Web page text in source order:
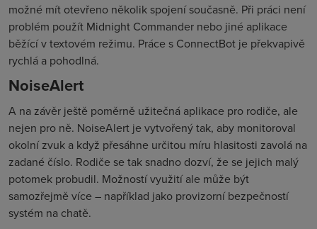
možné mít otevřeno několik spojení současně. Při práci není
problém použít Midnight Commander nebo jiné aplikace
běžící v textovém režimu. Práce s ConnectBot je překvapivě
rychlá a pohodlná.
NoiseAlert
A na závěr ještě poměrně užitečná aplikace pro rodiče, ale
nejen pro ně. NoiseAlert je vytvořený tak, aby monitoroval
okolní zvuk a když přesáhne určitou míru hlasitosti zavolá na
zadané číslo. Rodiče se tak snadno dozví, že se jejich malý
potomek probudil. Možností využití ale může být
samozřejmě více – například jako provizorní bezpečností
systém na chatě.